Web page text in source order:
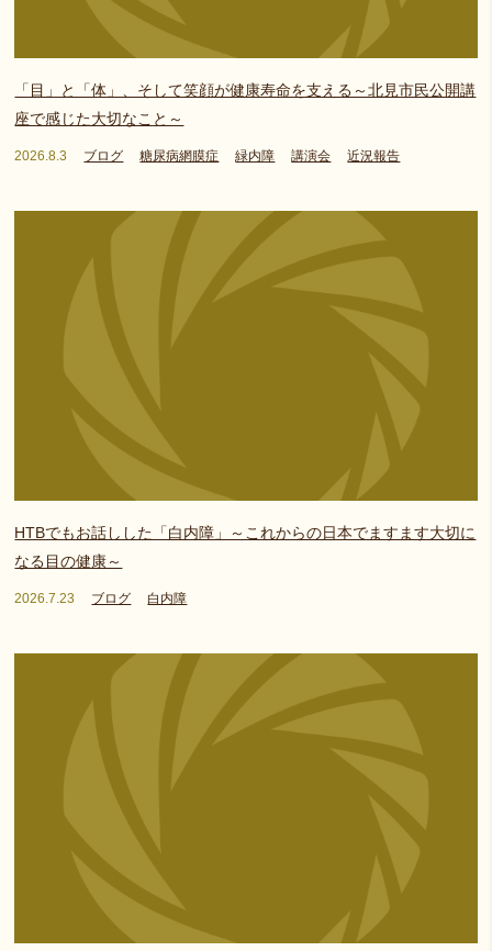
「目」と「体」、そして笑顔が健康寿命を支える～北見市民公開講
座で感じた大切なこと～
2026.8.3 ブログ 糖尿病網膜症 緑内障 講演会 近況報告
HTBでもお話しした「白内障」～これからの日本でますます大切に
なる目の健康～
2026.7.23 ブログ 白内障